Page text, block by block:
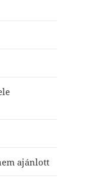
ajánlott